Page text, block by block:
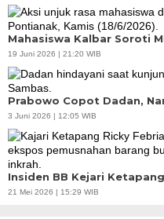
Mahasiswa Kalbar Soroti
19 Juni 2026 | 21:20 WIB
Prabowo Copot Dadan,
3 Juni 2026 | 12:05 WIB
Insiden BB Kejari
21 Mei 2026 | 15:29 WIB